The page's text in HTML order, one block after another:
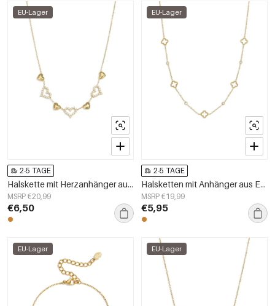
EU-Lager
2-5 TAGE
Halskette mit Herzanhänger aus Edelstahl, schlichte Serie „Alltagstauglich“, Damenschmuck
MSRP €20,99
€6,50
EU-Lager
2-5 TAGE
Halsketten mit Anhänger aus Edelstahl, Clover Simple Daily Simple Serie, Damenschmuck
MSRP €19,99
€5,95
EU-Lager EU-Lager